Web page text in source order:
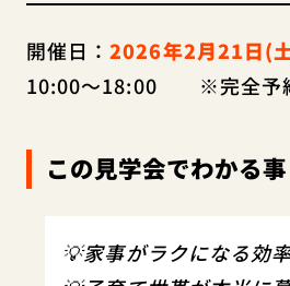
開催日：2026年2月21日(
10:00～18:00 ※完全予
この見学会でわかる事
💡家事がラクになる効